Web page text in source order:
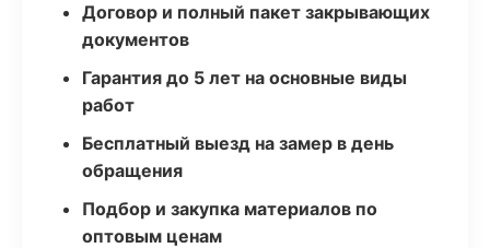
Договор и полный пакет закрывающих
документов
Гарантия до 5 лет на основные виды
работ
Бесплатный выезд на замер в день
обращения
Подбор и закупка материалов по
оптовым ценам